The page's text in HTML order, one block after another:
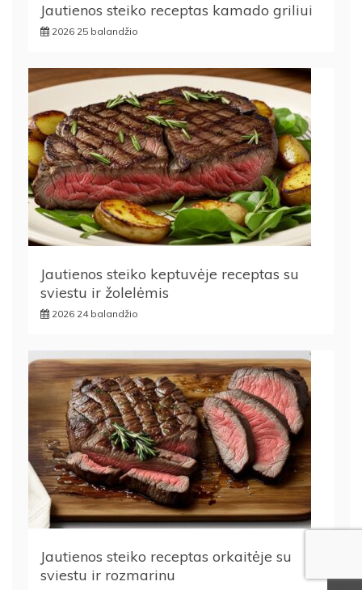
Jautienos steiko receptas kamado griliui
2026 25 balandžio
Jautienos steiko keptuvėje receptas su
sviestu ir žolelėmis
2026 24 balandžio
Jautienos steiko receptas orkaitėje su
sviestu ir rozmarinu